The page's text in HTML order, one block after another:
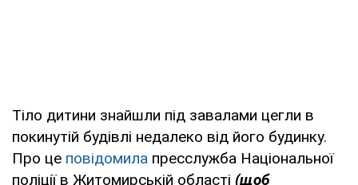
Тіло дитини знайшли під завалами цегли в
покинутій будівлі недалеко від його будинку.
Про це повідомила пресслужба Національної
поліції в Житомирській області (щоб